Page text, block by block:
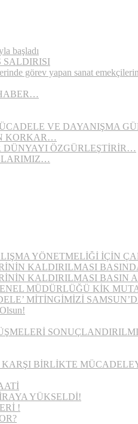
başladı
SALDIRISI
görev yapan sanat
VE DAYANIŞMA
KORKAR…
ÖZGÜRLEŞTİRİR…
YÖNETMELİĞİ İÇİN
KALDIRILMASI
KALDIRILMASI
MÜDÜRLÜĞÜ KİK
MİTİNGİMİZİ
BİRLİKTE
YÜKSELDİ!
!